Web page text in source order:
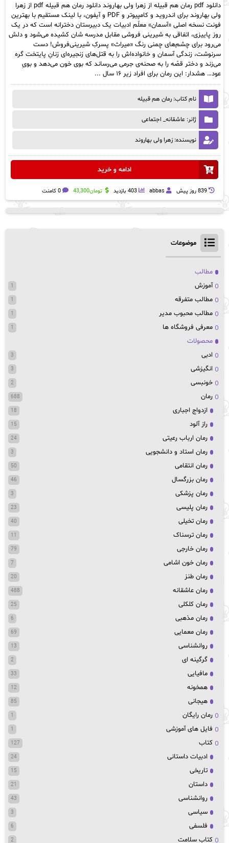
دانلود pdf رمان هم‌ قبیله از زهرا ولی بهاروند دانلود رمان هم‌ قبیله pdf از زهرا
ولی بهاروند برای اندروید و کامپیوتر و PDF و آیفون، با لینک مستقیم با بهترین
فونت نسخه اصلی «آسمان» معلّم ادبیات یک دبیرستان دخترانه است که در یک
روز پاییزی، اتفاقی به شیرینی‌ فروشی مقابل مدرسه‌ شان کشیده می‌شود و دلش
می‌رود برای چشم‌های چمنی‌ رنگ «میراث» پسرکِ شیرینی‌فروش! دست
سرنوشت، زندگی آسمان و خانواده‌اش را به قتل‌های زنجیره‌ای زنانِ پایتخت گره
می‌زند و دختر قصّه را به صحنه‌ی جرمی می‌رساند که بوی خون می‌دهد و بویِ
عود… هشدار: این رمان برای افراد زیر ۱۶ سال ...
نام کتاب: رمان هم‌ قبیله
ژانر: عاشقانه_ اجتماعی
نویسنده: زهرا ولی بهاروند
ادامه و خرید
839 روز پيش abbas 403 بازدید تومان43,300 0 کامنت
موضوعات
مطالب
آموزش
1
مطالب متفرقه 1
مطالب محبوب مدیر 1
معرفی فروشگاه ها 1
محصولات
ادبی
3
انگیزشی 3
خونبسی 2
رمان 688
ازدواج اجباری 18
راز آلود 15
رمان ارباب رعیتی 24
رمان استاد و دانشجویی 3
رمان انتقامی 50
رمان بزرگسال 46
رمان پزشکی 3
رمان پلیسی 23
رمان تخیلی 40
رمان ترسناک 11
رمان خارجی 79
رمان خون اشامی 7
رمان طنز 20
رمان عاشقانه 488
رمان کلکلی 25
رمان مذهبی 6
رمان معمایی 69
روانشناسی 13
گرگینه ای 2
مافیایی 33
همخونه 12
هیجانی 85
رمان رایگان 1
فایل های آموزشی 1
کتاب 127
ادبیات داستانی 24
تاریخی 15
داستان 21
روانشناسی 43
سیاسی 3
فلسفی 6
کتاب سلامت 2